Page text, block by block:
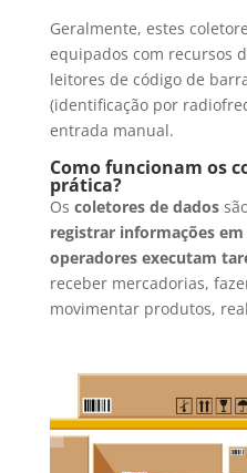
Geralmente, estes
equipados com recursos
leitores de código de
(identificação por
entrada manual.
Como funcionam os
prática?
Os coletores de dados
registrar informações
operadores executam
receber mercadorias,
movimentar produtos,